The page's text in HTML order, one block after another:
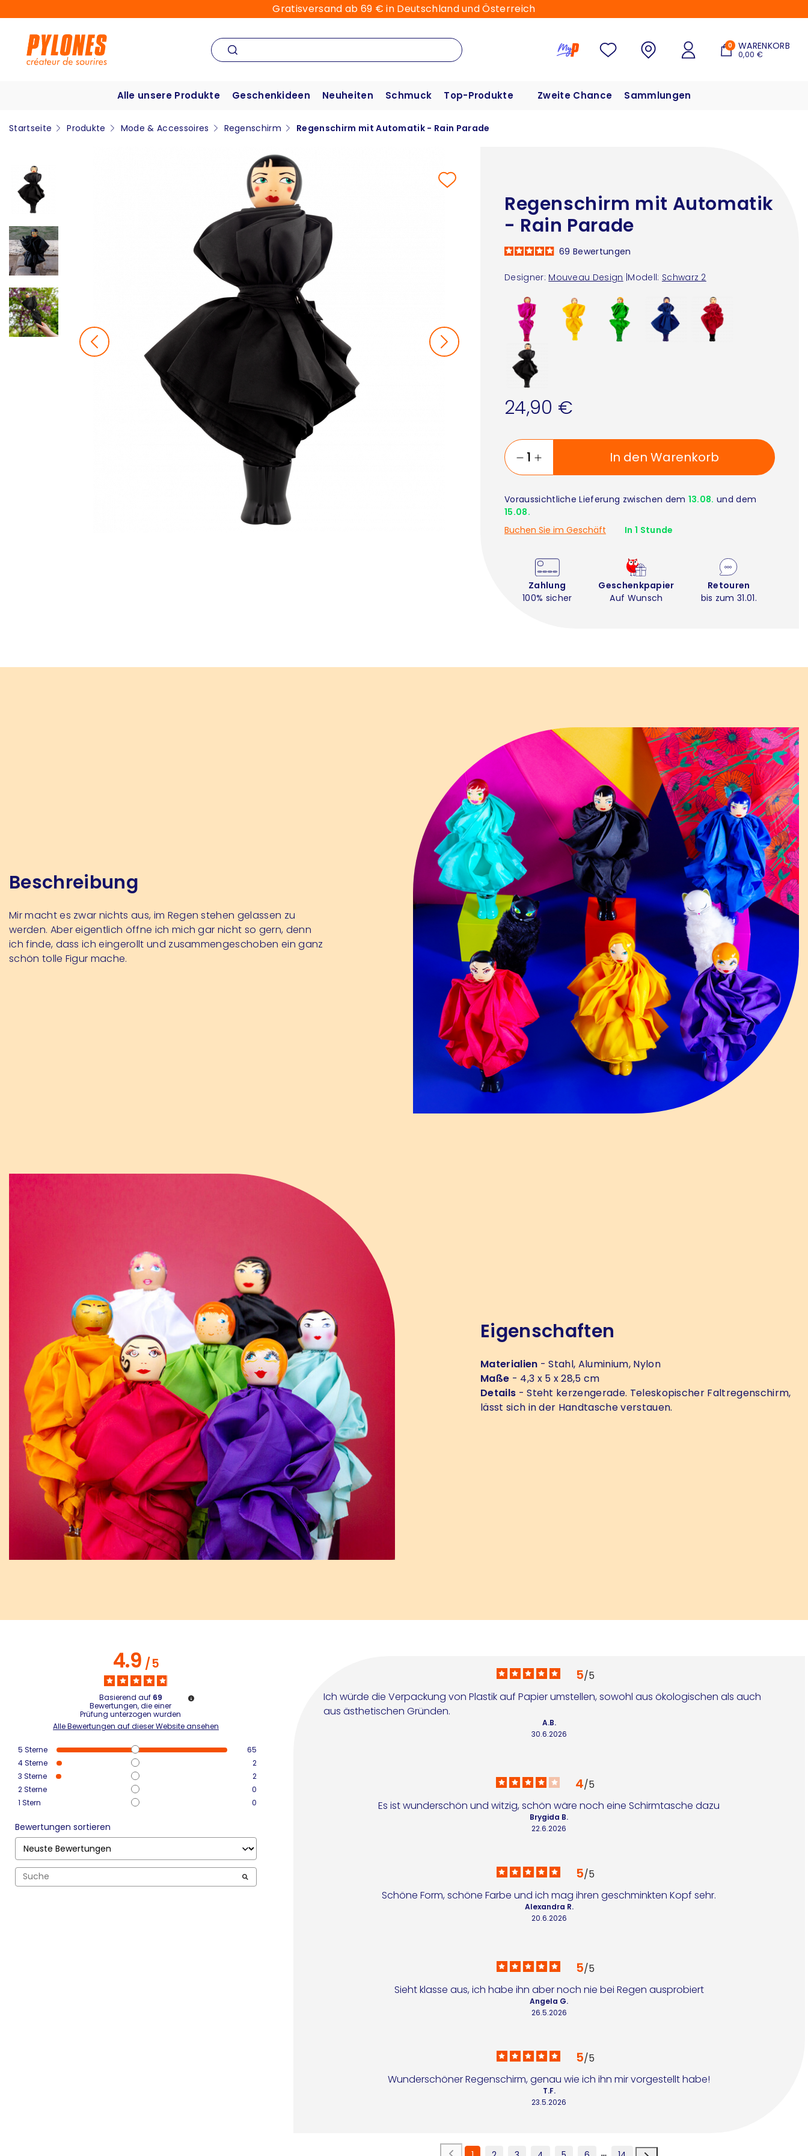
Gratisversand ab 69 € in Deutschland und Österreich
0 WARENKORB
0,00 €
Alle unsere Produkte Geschenkideen Neuheiten Schmuck Top-Produkte Zweite Chance Sammlungen
Startseite Produkte Mode & Accessoires Regenschirm Regenschirm mit Automatik - Rain Parade
Regenschirm mit Automatik
- Rain Parade
Designer: Mouveau Design Modell: Schwarz 2
69 Bewertungen
24,90 €
In den Warenkorb
Voraussichtliche Lieferung zwischen dem 13.08. und dem
15.08.
Buchen Sie im Geschäft
In 1 Stunde
Zahlung
100% sicher
Geschenkpapier
Auf Wunsch
Retouren
bis zum 31.01.
Beschreibung
Mir macht es zwar nichts aus, im Regen stehen gelassen zu
werden. Aber eigentlich öffne ich mich gar nicht so gern, denn
ich finde, dass ich eingerollt und zusammengeschoben ein ganz
schön tolle Figur mache.
Eigenschaften
Materialien - Stahl, Aluminium, Nylon
Maße - 4,3 x 5 x 28,5 cm
Details - Steht kerzengerade. Teleskopischer Faltregenschirm,
lässt sich in der Handtasche verstauen.
4.9/5
Basierend auf 69
Bewertungen, die einer
Prüfung unterzogen wurden
Alle Bewertungen auf dieser Website ansehen
5 Sterne
65
4Sterne
2
3 Sterne
2
2Sterne
0
1 Stern 0
Bewertungen sortieren
5/5
Ich würde die Verpackung von Plastik auf Papier umstellen, sowohl aus ökologischen als auch
aus ästhetischen Gründen.
30.6.2026
A.B.
4/5
Es ist wunderschön und witzig, schön wäre noch eine Schirmtasche dazu
22.6.2026
Brygida B.
5/5
Schöne Form, schöne Farbe und ich mag ihren geschminkten Kopf sehr.
20.6.2026
Alexandra R.
5/5
Sieht klasse aus, ich habe ihn aber noch nie bei Regen ausprobiert
26.5.2026
Angela G.
5/5
Wunderschöner Regenschirm, genau wie ich ihn mir vorgestellt habe!
23.5.2026
T.F.